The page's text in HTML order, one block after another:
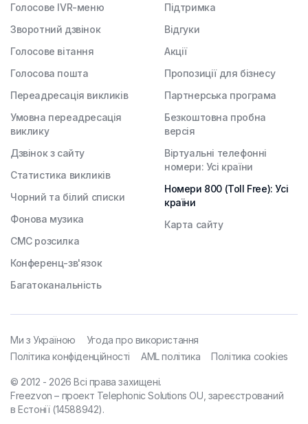
Голосове IVR-меню
Зворотний дзвінок
Голосове вітання
Голосова пошта
Переадресація викликів
Умовна переадресація
виклику
Дзвінок з сайту
Статистика викликів
Чорний та білий списки
Фонова музика
СМС розсилка
Конференц-зв'язок
Багатоканальність
Підтримка
Відгуки
Акції
Пропозиції для бізнесу
Партнерська програма
Безкоштовна пробна
версія
Віртуальні телефонні
номери: Усі країни
Номери 800 (Toll Free): Усі
країни
Карта сайту
Ми з Україною
Угода про використання
Політика конфіденційності
AML політика Політика cookies
© 2012 - 2026 Всі права захищені.
Freezvon – проект Telephonic Solutions OU, зареєстрований
в Естонії (14588942).